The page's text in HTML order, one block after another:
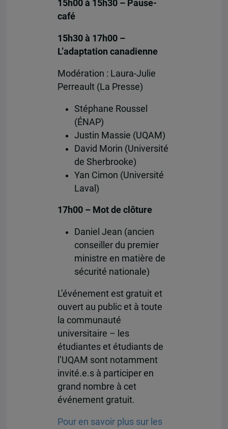
15h00 à 15h30 – Pause-
café
15h30 à 17h00 –
L’adaptation canadienne
Modération : Laura-Julie
Perreault (La Presse)
Stéphane Roussel
(ÉNAP)
Justin Massie (UQAM)
David Morin (Université
de Sherbrooke)
Yan Cimon (Université
Laval)
17h00 – Mot de clôture
Daniel Jean (ancien
conseiller du premier
ministre en matière de
sécurité nationale)
L’événement est gratuit et
ouvert au public et à toute
la communauté
universitaire – les
étudiantes et étudiants de
l’UQAM sontnotamment
invité.e.sà participer en
grand nombre à cet
événement gratuit.
Pour en savoir plus sur les